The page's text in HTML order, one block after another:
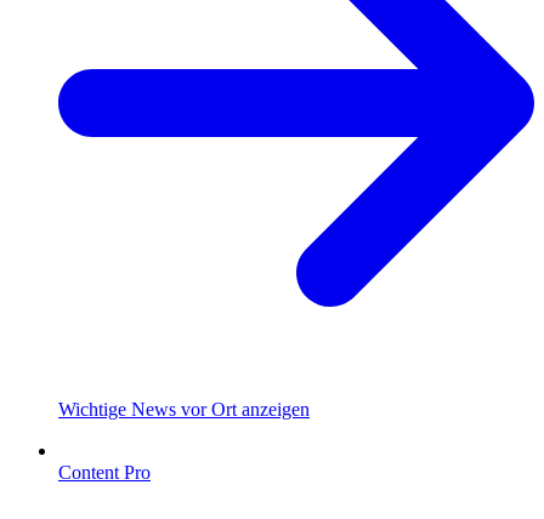
Wichtige News vor Ort anzeigen
Content Pro